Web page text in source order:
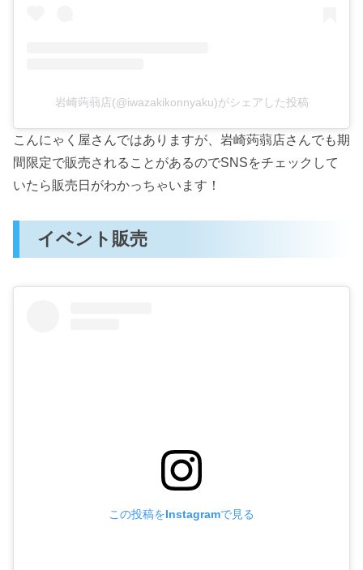
岩崎蒟蒻店(@iwazakikonnyaku)がシェアした投稿
こんにゃく屋さんではありますが、岩崎蒟蒻店さんでも期
間限定で販売されることがあるのでSNSをチェックして
いたら販売日がわかっちゃいます！
イベント販売
この投稿をInstagramで見る